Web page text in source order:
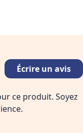
Écrire un avis
ce produit. Soyez